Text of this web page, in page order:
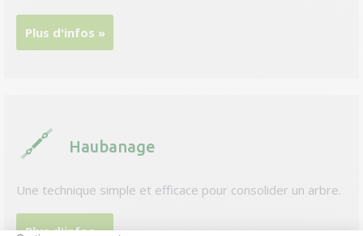
Plus d'infos »
Haubanage
Une technique simple et efficace pour consolider un arbre.
Plus d'infos »